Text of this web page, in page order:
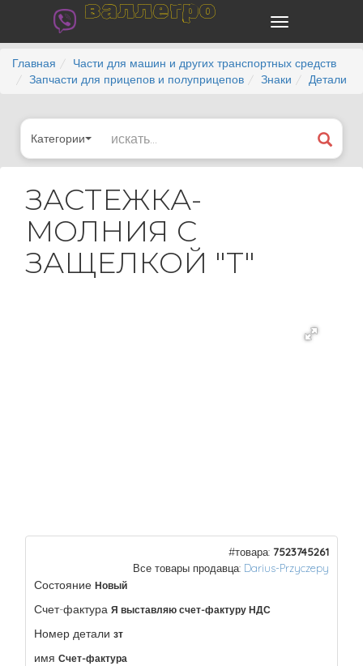
валлегро
Главная
Части для машин и других транспортных средств
Запчасти для прицепов и полуприцепов
Знаки Детали
Категории
ЗАСТЕЖКА-
МОЛНИЯ С
ЗАЩЕЛКОЙ "Т"
#товара: 7523745261
Все товары продавца: Darius-Przyczepy
Состояние Новый
Счет-фактура Я выставляю счет-фактуру НДС
Номер детали зт
имя Счет-фактура